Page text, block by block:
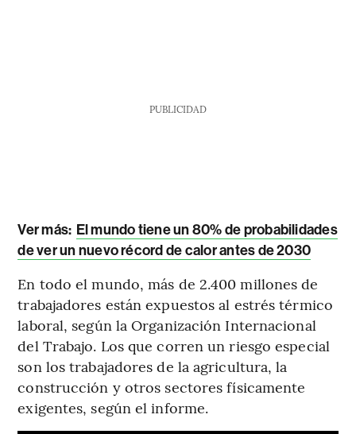
PUBLICIDAD
Ver más: El mundo tiene un 80% de probabilidades
de ver un nuevo récord de calor antes de 2030
En todo el mundo, más de 2.400 millones de
trabajadores están expuestos al estrés térmico
laboral, según la Organización Internacional
del Trabajo. Los que corren un riesgo especial
son los trabajadores de la agricultura, la
construcción y otros sectores físicamente
exigentes, según el informe.